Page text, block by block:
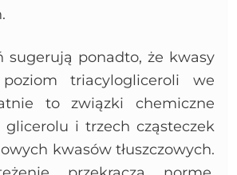
sugerują ponadto, że kwasy
triacylogliceroli we
to związki chemiczne
glicerolu i trzech cząsteczek
kwasów tłuszczowych.